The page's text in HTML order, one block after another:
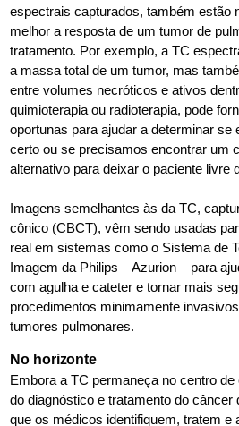
espectrais capturados, também estão
melhor a resposta de um tumor de
tratamento. Por exemplo, a TC
a massa total de um tumor, mas
entre volumes necróticos e ativos
quimioterapia ou radioterapia, pode
oportunas para ajudar a determinar se
certo ou se precisamos encontrar um
alternativo para deixar o paciente livre
Imagens semelhantes às da TC,
cônico (CBCT), vêm sendo usadas
real em sistemas como o Sistema de
Imagem da Philips – Azurion – para
com agulha e cateter e tornar mais
procedimentos minimamente
tumores pulmonares.
No horizonte
Embora a TC permaneça no centro
do diagnóstico e tratamento do câncer
que os médicos identifiquem, tratem e